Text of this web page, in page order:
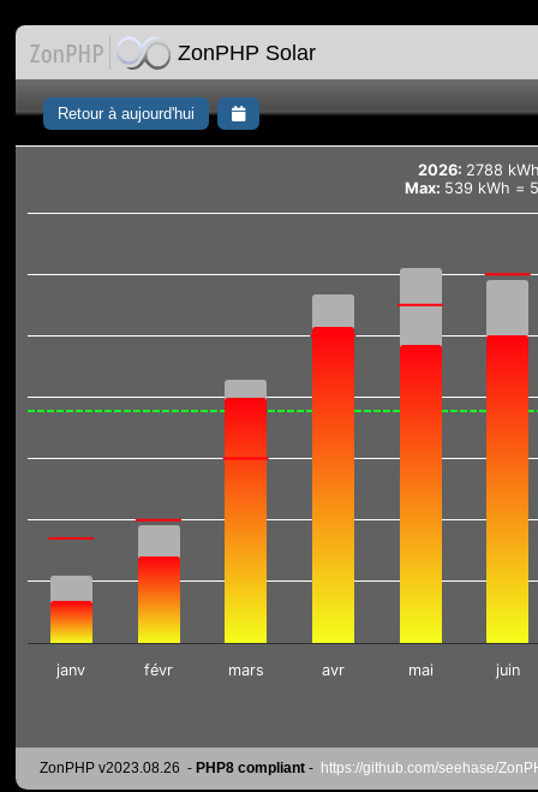
ZonPHP Solar
Retour à aujourd'hui
2026: 2788
Max: 539 kWh =
janv févr mars avr mai juin
ZonPHP v2023.08.26 - PHP8 compliant - https://github.com/seehase/